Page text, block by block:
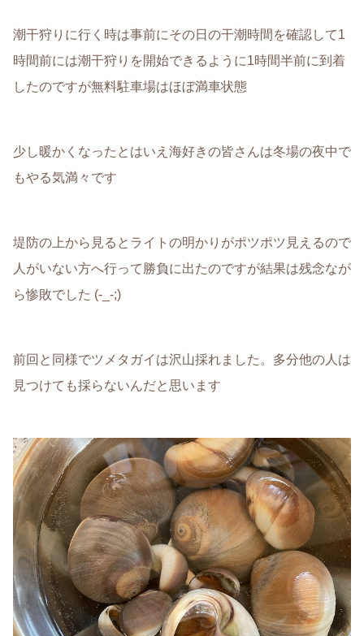
潮干狩りに行く時は事前にその日の干潮時間を確認して1
時間前には潮干狩りを開始できるように1時間半前に到着
したのですが無料駐車場はほぼ満車状態
少し暖かくなったとはいえ海好きの皆さんは冬場の夜中で
もやる気満々です
堤防の上から見るとライトの明かりがポツポツ見えるので
人がいない方へ行って勝負に出たのですが結果は残念なが
ら惨敗でした (-_-;)
前回と同様でツメタガイは沢山採れました。多分他の人は
見つけても採らないんだと思います